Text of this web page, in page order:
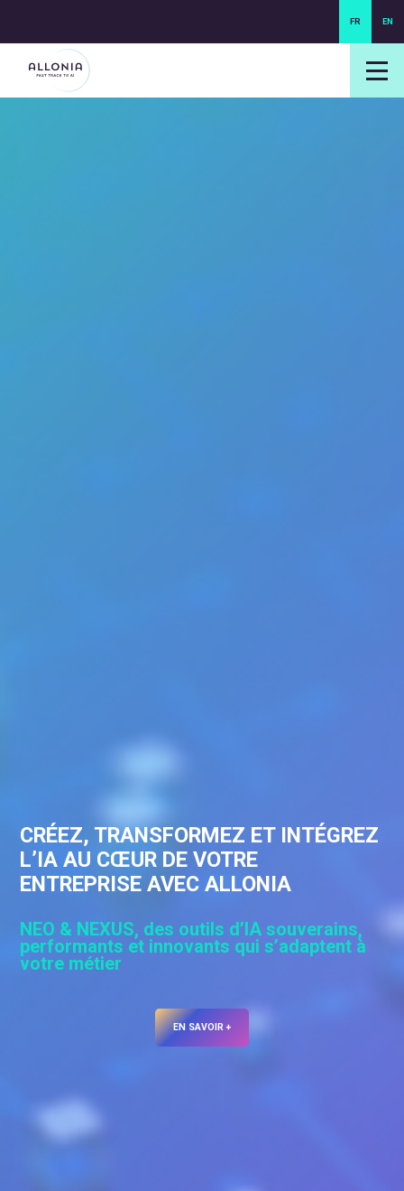
FR EN
CRÉEZ, TRANSFORMEZ ET INTÉGREZ
L’IA AU CŒUR DE VOTRE
ENTREPRISE AVEC ALLONIA
NEO & NEXUS, des outils d’IA souverains,
performants et innovants qui s’adaptent à
votre métier
EN SAVOIR +